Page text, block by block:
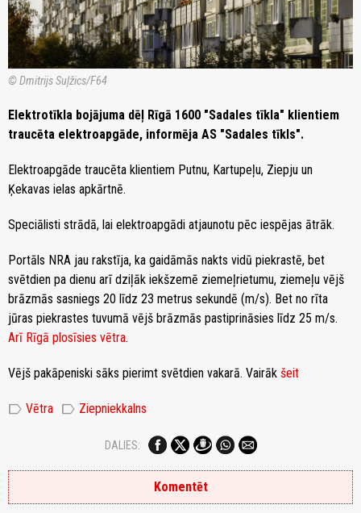
© Dmitrijs Suļžics/F64
Elektrotīkla bojājuma dēļ Rīgā 1600 "Sadales tīkla" klientiem
traucēta elektroapgāde, informēja AS "Sadales tīkls".
Elektroapgāde traucēta klientiem Putnu, Kartupeļu, Ziepju un
Ķekavas ielas apkārtnē.
Speciālisti strādā, lai elektroapgādi atjaunotu pēc iespējas ātrāk.
Portāls NRA jau rakstīja, ka gaidāmās nakts vidū piekrastē, bet
svētdien pa dienu arī dziļāk iekšzemē ziemeļrietumu, ziemeļu vējš
brāzmās sasniegs 20 līdz 23 metrus sekundē (m/s). Bet no rīta
jūras piekrastes tuvumā vējš brāzmās pastiprināsies līdz 25 m/s.
Arī Rīgā plosīsies vētra.
Vējš pakāpeniski sāks pierimt svētdien vakarā. Vairāk šeit
label Vētra label Ziepniekkalns
DALIES:
Komentēt